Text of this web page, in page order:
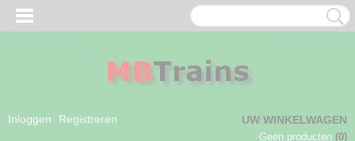
Inloggen Registreren UW WINKELWAGEN
Geen producten (0)